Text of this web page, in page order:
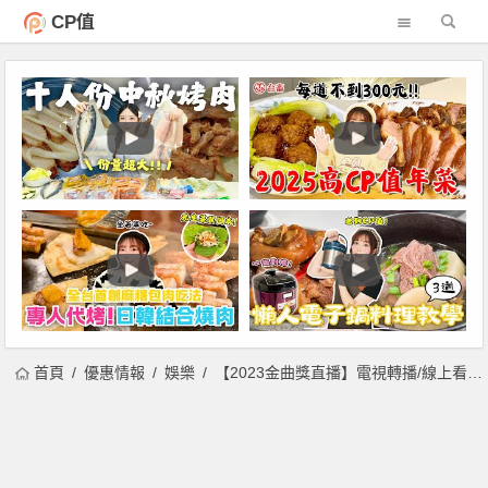
CP值
首頁 優惠情報 娛樂 【2023金曲獎直播】電視轉播/線上看/表演嘉賓/金曲34得獎名單整理！